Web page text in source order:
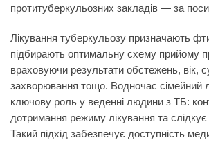
протитуберкульозних закладів — за
Лікування туберкульозу призначають
підбирають оптимальну схему прийому
враховуючи результати обстежень, вік,
захворювання тощо. Водночас сімейний
ключову роль у веденні людини з ТБ:
дотримання режиму лікування та
Такий підхід забезпечує доступність